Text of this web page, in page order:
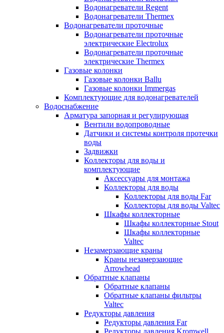
Водонагреватели Regent
Водонагреватели Thermex
Водонагреватели проточные
Водонагреватели проточные
электрические Electrolux
Водонагреватели проточные
электрические Thermex
Газовые колонки
Газовые колонки Ballu
Газовые колонки Immergas
Комплектующие для водонагревателей
Водоснабжение
Арматура запорная и регулирующая
Вентили водопроводные
Датчики и системы контроля протечки
воды
Задвижки
Коллекторы для воды и
комплектующие
Аксессуары для монтажа
Коллекторы для воды
Коллекторы для воды Far
Коллекторы для воды Valtec
Шкафы коллекторные
Шкафы коллекторные Stout
Шкафы коллекторные
Valtec
Незамерзающие краны
Краны незамерзающие
Arrowhead
Обратные клапаны
Обратные клапаны
Обратные клапаны фильтры
Valtec
Редукторы давления
Редукторы давления Far